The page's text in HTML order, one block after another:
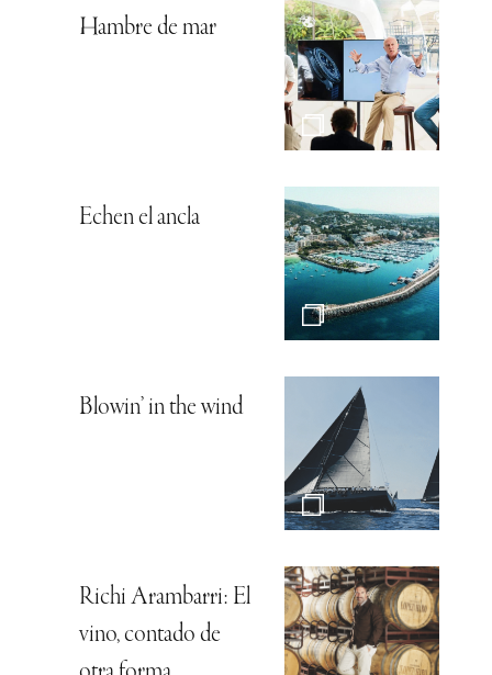
Hambre de mar
Echen el ancla
Blowin’ in the wind
Richi Arambarri: El
vino, contado de